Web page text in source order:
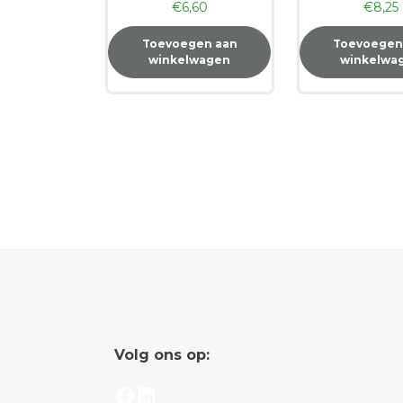
€6,60
Toevoegen aan
winkelwagen
€8,25
Volg ons op: